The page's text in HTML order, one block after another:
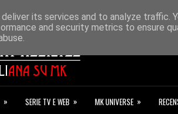
F.A.Q.
» SERIE TV E WEB » MK UNIVERSE »
its services and to analyze traffic.
and security metrics to ensure